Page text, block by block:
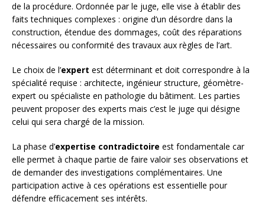
de la procédure. Ordonnée par le juge, elle vise à établir des
faits techniques complexes : origine d’un désordre dans la
construction, étendue des dommages, coût des réparations
nécessaires ou conformité des travaux aux règles de l’art.
Le choix de l’expert est déterminant et doit correspondre à la
spécialité requise : architecte, ingénieur structure, géomètre-
expert ou spécialiste en pathologie du bâtiment. Les parties
peuvent proposer des experts mais c’est le juge qui désigne
celui qui sera chargé de la mission.
La phase d’expertise contradictoire est fondamentale car
elle permet à chaque partie de faire valoir ses observations et
de demander des investigations complémentaires. Une
participation active à ces opérations est essentielle pour
défendre efficacement ses intérêts.